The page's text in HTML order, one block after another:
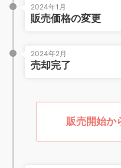
2024年1月
販売価格の変更
2024年2月
売却完了
販売開始か